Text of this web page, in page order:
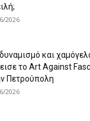
2026
και
το Art Against
Πετρούπολη
2026